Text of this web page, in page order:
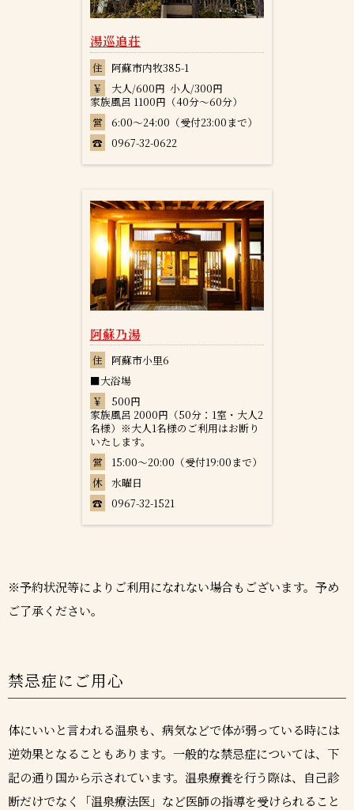
湯巡追荘
住
阿蘇市内牧385-1
￥
大人/600円 小人/300円
家族風呂 1100円（40分～60分）
営
6:00～24:00（受付23:00まで）
☎
0967-32-0622
阿蘇乃湯
住
阿蘇市小里6
■大浴場
￥
500円
家族風呂 2000円（50分：1室・大人2
名様）※大人1名様のご利用はお断り
いたします。
営
15:00～20:00（受付19:00まで）
休
水曜日
☎
0967-32-1521
※予約状況等によりご利用になれない場合もございます。予め
ご了承ください。
禁忌症にご用心
体にいいと言われる温泉も、病気などで体が弱っている時には
逆効果となることもあります。一般的な禁忌症については、下
記の通り国から示されています。温泉療養を行う際は、自己診
断だけでなく「温泉療法医」など医師の指導を受けられること